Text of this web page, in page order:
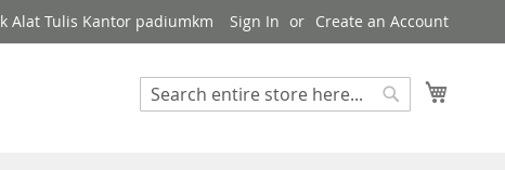
Alat Tulis Kantor padiumkm Sign In Create an Account
Search